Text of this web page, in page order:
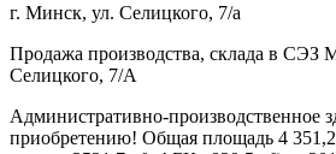
г. Минск, ул. Селицкого, 7/а
Продажа производства, склада в СЭЗ
Селицкого, 7/А
Административно-производственное
приобретению! Общая площадь 4 351,2